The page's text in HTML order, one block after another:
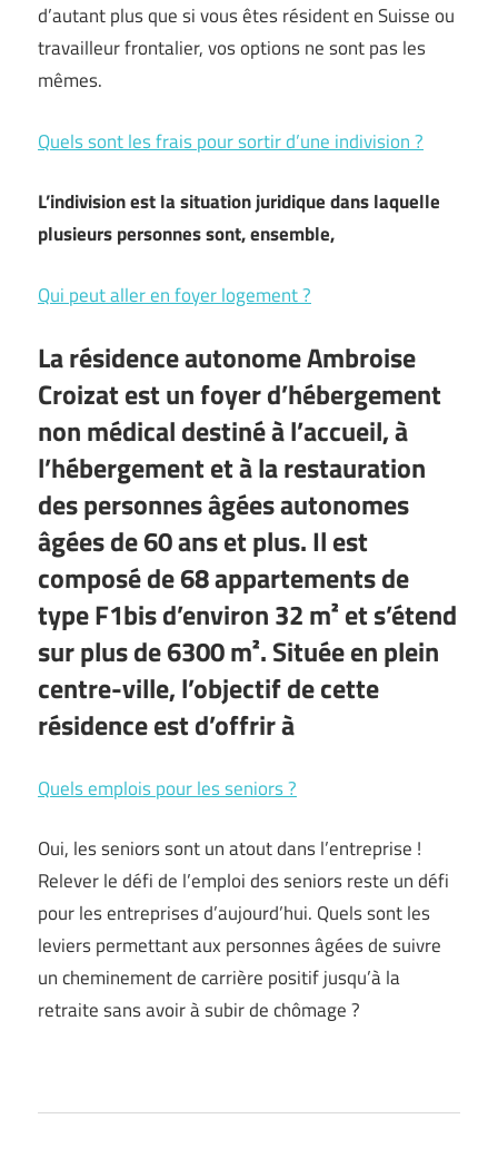
d’autant plus que si vous êtes résident en Suisse ou
travailleur frontalier, vos options ne sont pas les
mêmes.
Quels sont les frais pour sortir d’une indivision ?
L’indivision est la situation juridique dans laquelle
plusieurs personnes sont, ensemble,
Qui peut aller en foyer logement ?
La résidence autonome Ambroise
Croizat est un foyer d’hébergement
non médical destiné à l’accueil, à
l’hébergement et à la restauration
des personnes âgées autonomes
âgées de 60 ans et plus. Il est
composé de 68 appartements de
type F1bis d’environ 32 m² et s’étend
sur plus de 6300 m². Située en plein
centre-ville, l’objectif de cette
résidence est d’offrir à
Quels emplois pour les seniors ?
Oui, les seniors sont un atout dans l’entreprise !
Relever le défi de l’emploi des seniors reste un défi
pour les entreprises d’aujourd’hui. Quels sont les
leviers permettant aux personnes âgées de suivre
un cheminement de carrière positif jusqu’à la
retraite sans avoir à subir de chômage ?